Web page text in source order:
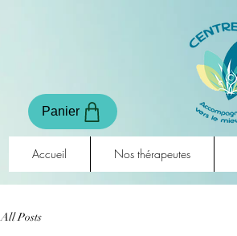
Panier
Accueil Nos thérapeutes
All Posts